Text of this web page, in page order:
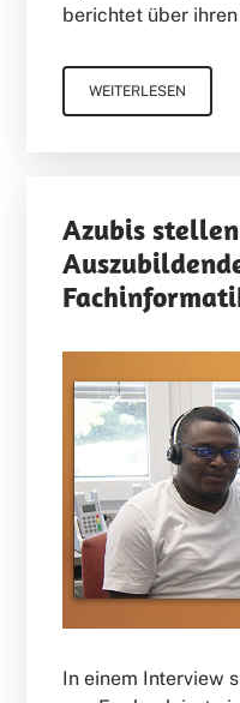
berichtet über
WEITERLESEN
Azubis
In einem Interview